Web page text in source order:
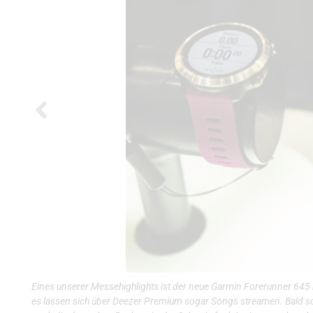
Eines unserer Messehighlights ist der neue Garmin Forerunner
es lassen sich über Deezer Premium sogar Songs streamen. Bald